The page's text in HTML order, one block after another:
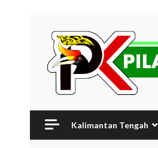
content
Kalimantan Tengah